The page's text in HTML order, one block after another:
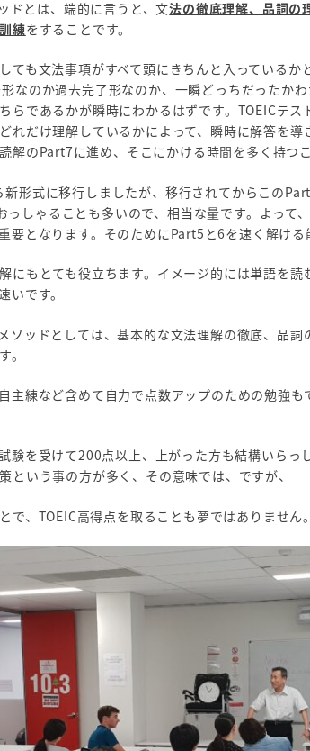
ドとは、端的に言うと、文法の徹底理解、品詞の
練をすることです。
ても文法事項がすべて頭にきちんと入っている
なのか過去完了形なのか、一瞬どっちだったか
らであるかが瞬時にわかるはずです。TOEICテ
れだけ理解しているかによって、瞬時に解答を
解のPart7に進め、そこにかける時間を多く持つ
形式に移行しましたが、移行されてからこの
しゃることも多いので、相当な量です。よって
要となります。そのためにPart5と6を速く解ける
にもとても役立ちます。イメージ的には単語を
いです。
ソッドとしては、基本的な文法理解の徹底、品
。
主練など含めて自力で点数アップのための勉強
験を受けて200点以上、上がった方も結構いらっ
いう事の方が多く、その意味では、ですが、
、TOEIC高得点を取ることも夢ではありません